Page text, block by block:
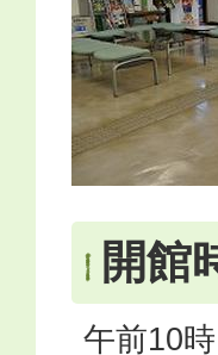
開館
午前10